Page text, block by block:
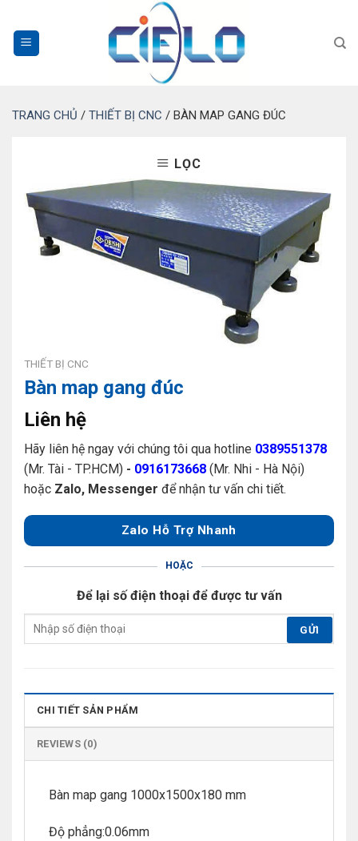
qua
nội
TRANG CHỦ / THIẾT BỊ CNC / BÀN MAP GANG ĐÚC
LỌC
THIẾT BỊ CNC
Bàn map gang đúc
Liên hệ
Hãy liên hệ ngay với chúng tôi qua hotline 0389551378
(Mr. Tài - TP.HCM) - 0916173668 (Mr. Nhi - Hà Nội)
hoặc Zalo, Messenger để nhận tư vấn chi tiết.
Zalo Hỗ Trợ Nhanh
HOẶC
Để lại số điện thoại để được tư vấn
CHI TIẾT SẢN PHẨM
REVIEWS (0)
Bàn map gang 1000x1500x180 mm
Độ phẳng:0.06mm